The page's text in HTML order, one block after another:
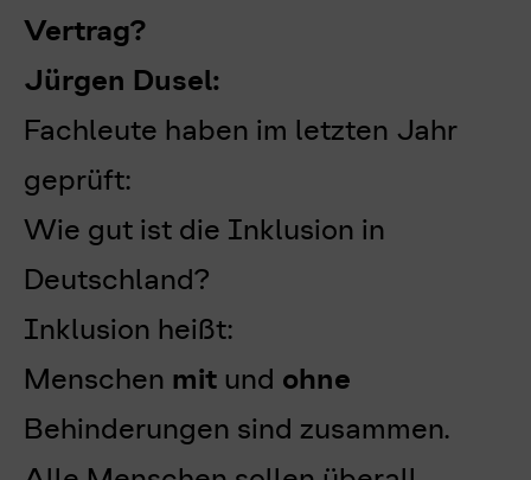
Vertrag?
Jürgen Dusel:
Fachleute haben im letzten Jahr
geprüft:
Wie gut ist die Inklusion in
Deutschland?
Inklusion heißt:
Menschen mit und ohne
Behinderungen sind zusammen.